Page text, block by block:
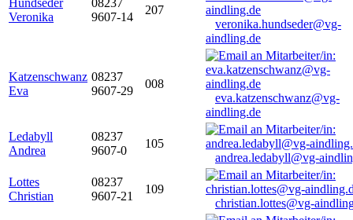
Hundseder
Veronika
08237
9607-14
207
veronika.hundseder@vg-
aindling.de
Katzenschwanz
Eva
08237
9607-29
008
eva.katzenschwanz@vg-
aindling.de
Ledabyll
Andrea
08237
9607-0
105
andrea.ledabyll@vg-
Lottes
Christian
08237
9607-21
109
christian.lottes@vg-